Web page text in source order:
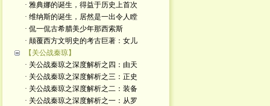
· 雅典娜的诞生，得益于历史上首次
· 维纳斯的诞生，居然是一出令人瞠
· 侃一侃古希腊美少年那西索斯
· 颠覆西方文明史的考古巨著：女儿
【关公战秦琼】
· 关公战秦琼之深度解析之四：由天
· 关公战秦琼之深度解析之三：正史
· 关公战秦琼之深度解析之二：装备
· 关公战秦琼之深度解析之一：从罗